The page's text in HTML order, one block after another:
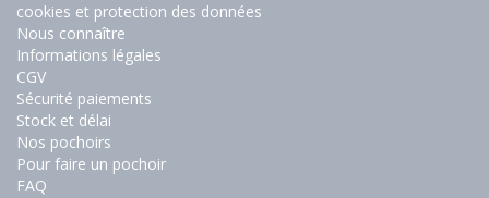
cookies et protection des données
Nous connaître
Informations légales
CGV
Sécurité paiements
Stock et délai
Nos pochoirs
Pour faire un pochoir
FAQ